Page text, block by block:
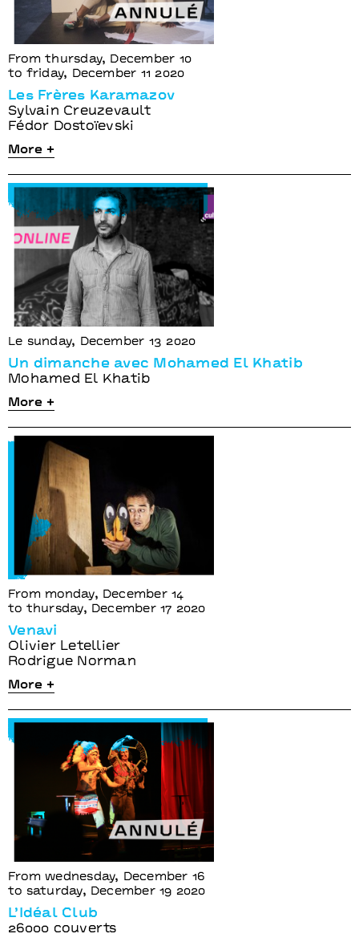
From thursday, December 10
to friday, December 11 2020
Les Frères Karamazov
Sylvain Creuzevault
Fédor Dostoïevski
More +
Le sunday, December 13 2020
Un dimanche avec Mohamed El Khatib
Mohamed El Khatib
More +
From monday, December 14
to thursday, December 17 2020
Venavi
Olivier Letellier
Rodrigue Norman
More +
From wednesday, December 16
to saturday, December 19 2020
L’Idéal Club
26000 couverts